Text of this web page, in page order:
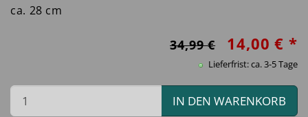
ca. 28 cm
34,99 € 14,00 € *
Lieferfrist: ca. 3-5 Tage
IN DEN WARENKORB